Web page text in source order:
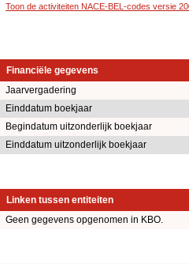
Toon de activiteiten NACE-BEL-codes versie
Financiële gegevens
Jaarvergadering
Einddatum boekjaar
Begindatum uitzonderlijk boekjaar
Einddatum uitzonderlijk boekjaar
Linken tussen entiteiten
Geen gegevens opgenomen in KBO.